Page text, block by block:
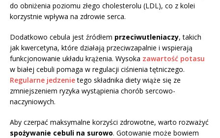
do obniżenia poziomu złego cholesterolu (LDL), co z kolei
korzystnie wpływa na zdrowie serca.
Dodatkowo cebula jest źródłem przeciwutleniaczy, takich
jak kwercetyna, które działają przeciwzapalnie i wspierają
funkcjonowanie układu krążenia. Wysoka zawartość potasu
w białej cebuli pomaga w regulacji ciśnienia tętniczego.
Regularne jedzenietego składnika diety wiąże się ze
zmniejszeniem ryzyka wystąpienia chorób sercowo-
naczyniowych.
Aby czerpać maksymalne korzyści zdrowotne, warto rozważyć
spożywanie cebuli na surowo. Gotowanie może bowiem